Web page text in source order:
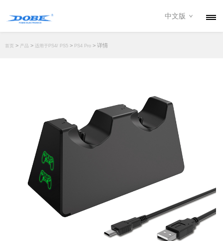
下载专区
经销商
中文版
首页 > 产品 > 适用于PS4/ PS5 > PS4 Pro > 详情